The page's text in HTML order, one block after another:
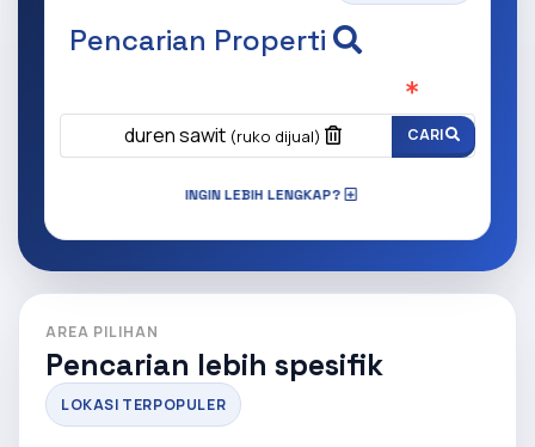
Pencarian Properti
duren sawit (ruko dijual) CARI
INGIN LEBIH LENGKAP?
AREA PILIHAN
Pencarian lebih spesifik
LOKASI TERPOPULER